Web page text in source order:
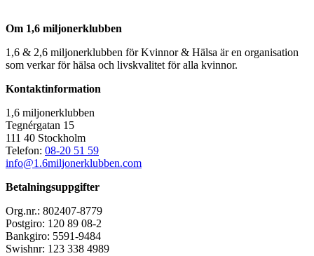
Om 1,6 miljonerklubben
1,6 & 2,6 miljonerklubben för Kvinnor & Hälsa är en organisation
som verkar för hälsa och livskvalitet för alla kvinnor.
Kontaktinformation
1,6 miljonerklubben
Tegnérgatan 15
111 40 Stockholm
Telefon: 08-20 51 59
info@1.6miljonerklubben.com
Betalningsuppgifter
Org.nr.: 802407-8779
Postgiro: 120 89 08-2
Bankgiro: 5591-9484
Swishnr: 123 338 4989